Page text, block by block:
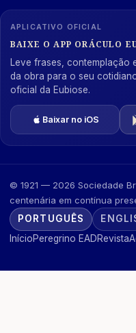
APLICATIVO OFICIAL
BAIXE O APP ORÁCULO
Leve frases, contemplação
da obra para o seu
oficial da Eubiose.
Baixar no iOS
© 1921 — 2026 Sociedade
centenária em contínua
PORTUGUÊS
InícioPeregrino EADRevista